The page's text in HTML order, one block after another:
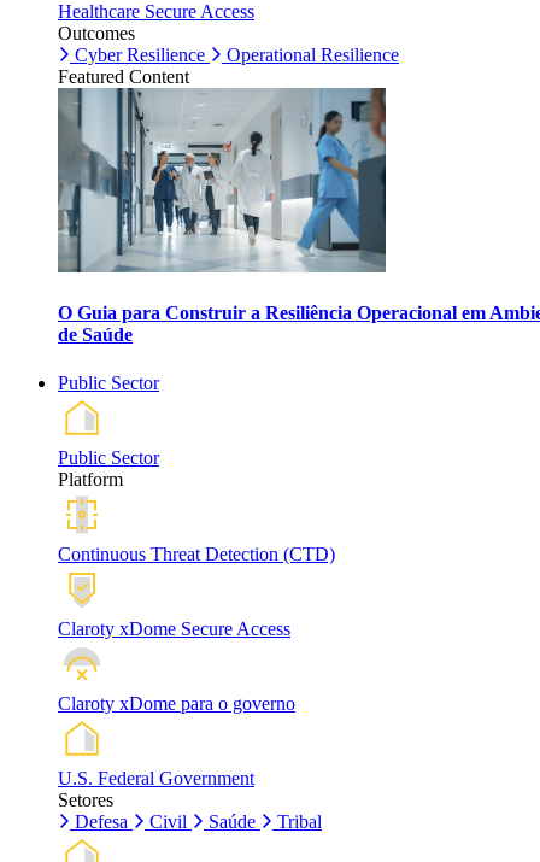
Healthcare Secure Access
Outcomes
Cyber Resilience
Operational Resilience
Featured Content
O Guia para Construir a Resiliência Operacional em
de Saúde
Public Sector
Public Sector
Platform
Continuous Threat Detection (CTD)
Claroty xDome Secure Access
Claroty xDome para o governo
U.S. Federal Government
Setores
Defesa
Civil Saúde Tribal